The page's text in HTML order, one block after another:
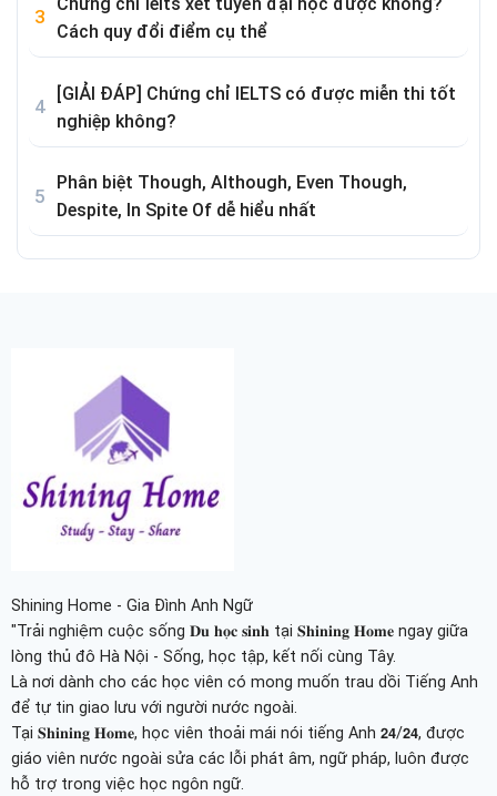
Cách quy đổi điểm cụ thể
[GIẢI ĐÁP] Chứng chỉ IELTS có được miễn thi tốt
nghiệp không?
Phân biệt Though, Although, Even Though,
Despite, In Spite Of dễ hiểu nhất
Shining Home - Gia Đình Anh Ngữ
"Trải nghiệm cuộc sống 𝐃𝐮 𝐡𝐨̣𝐜 𝐬𝐢𝐧𝐡 tại 𝐒𝐡𝐢𝐧𝐢𝐧𝐠 𝐇𝐨𝐦𝐞 ngay giữa
lòng thủ đô Hà Nội - Sống, học tập, kết nối cùng Tây.
Là nơi dành cho các học viên có mong muốn trau dồi Tiếng Anh
để tự tin giao lưu với người nước ngoài.
Tại 𝐒𝐡𝐢𝐧𝐢𝐧𝐠 𝐇𝐨𝐦𝐞, học viên thoải mái nói tiếng Anh 𝟮𝟰/𝟮𝟰, được
giáo viên nước ngoài sửa các lỗi phát âm, ngữ pháp, luôn được
hỗ trợ trong việc học ngôn ngữ.